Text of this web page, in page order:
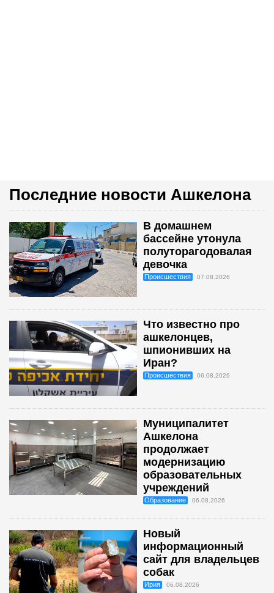
Последние новости Ашкелона
В домашнем
бассейне утонула
полуторагодовалая
девочка
Происшествия 07.08.2026
Что известно про
ашкелонцев,
шпионивших на
Иран?
Происшествия 06.08.2026
Муниципалитет
Ашкелона
продолжает
модернизацию
образовательных
учреждений
Образование 06.08.2026
Новый
информационный
сайт для владельцев
собак
Ирия 06.08.2026